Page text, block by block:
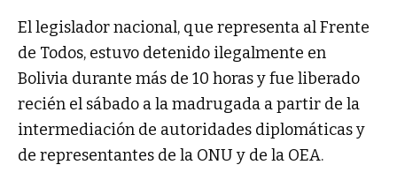
El legislador nacional, que representa al Frente
de Todos, estuvo detenido ilegalmente en
Bolivia durante más de 10 horas y fue liberado
recién el sábado a la madrugada a partir de la
intermediación de autoridades diplomáticas y
de representantes de la ONU y de la OEA.